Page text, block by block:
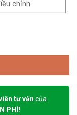
chỉnh
tư vấn của
PHÍ!